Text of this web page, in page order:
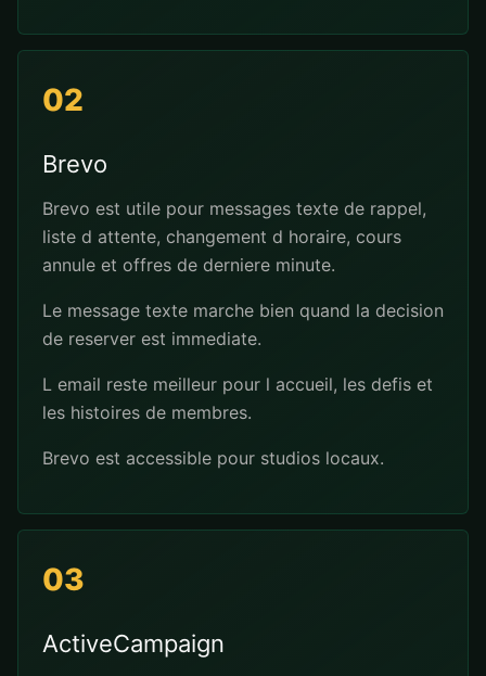
02
Brevo
Brevo est utile pour messages texte de rappel,
liste d attente, changement d horaire, cours
annule et offres de derniere minute.
Le message texte marche bien quand la decision
de reserver est immediate.
L email reste meilleur pour l accueil, les defis et
les histoires de membres.
Brevo est accessible pour studios locaux.
03
ActiveCampaign